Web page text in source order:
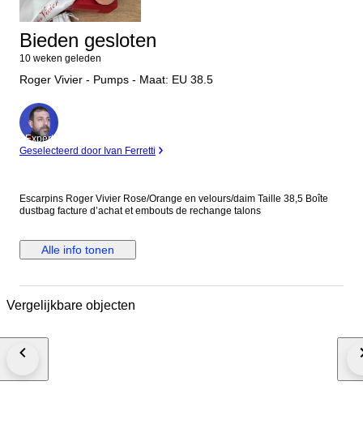
Bieden gesloten
10 weken geleden
Roger Vivier - Pumps - Maat: EU 38.5
Expert
Geselecteerd door Ivan Ferretti
Escarpins Roger Vivier Rose/Orange en velours/daim Taille 38,5 Boîte
dustbag facture d’achat et embouts de rechange talons
Alle info tonen
Vergelijkbare objecten